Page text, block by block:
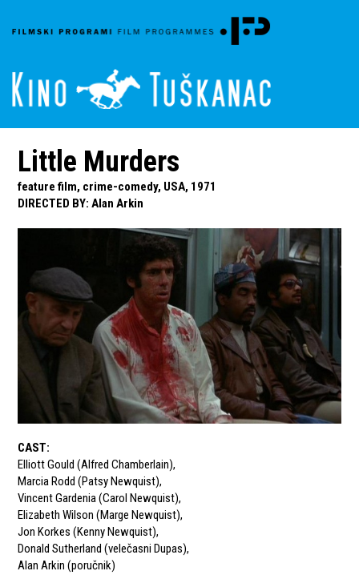
Little Murders
feature film, crime-comedy, USA, 1971
DIRECTED BY: Alan Arkin
CAST:
Elliott Gould (Alfred Chamberlain),
Marcia Rodd (Patsy Newquist),
Vincent Gardenia (Carol Newquist),
Elizabeth Wilson (Marge Newquist),
Jon Korkes (Kenny Newquist),
Donald Sutherland (velečasni Dupas),
Alan Arkin (poručnik)